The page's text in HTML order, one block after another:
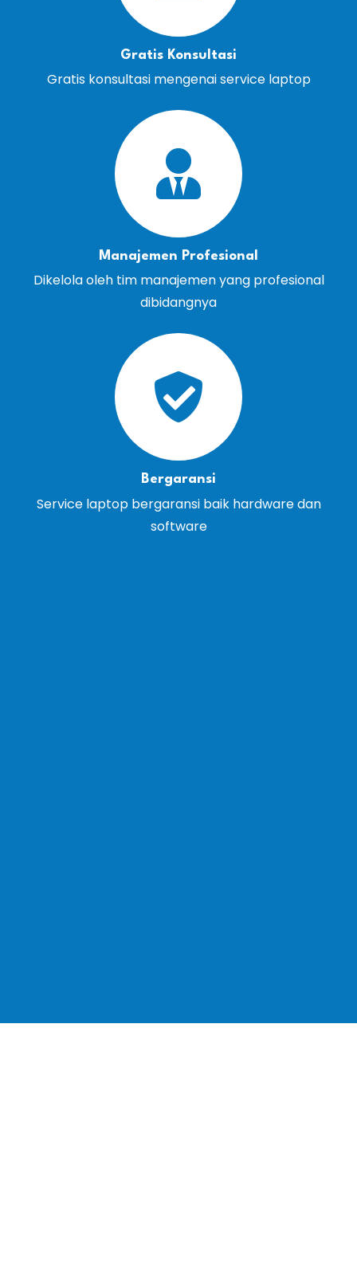
Gratis Konsultasi
Gratis konsultasi mengenai service laptop
Manajemen Profesional
Dikelola oleh tim manajemen yang profesional
dibidangnya
Bergaransi
Service laptop bergaransi baik hardware dan
software